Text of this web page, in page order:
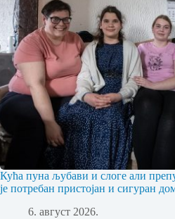
Кућа пуна љубави и слоге али
је потребан пристојан и сигуран
6. август 2026.